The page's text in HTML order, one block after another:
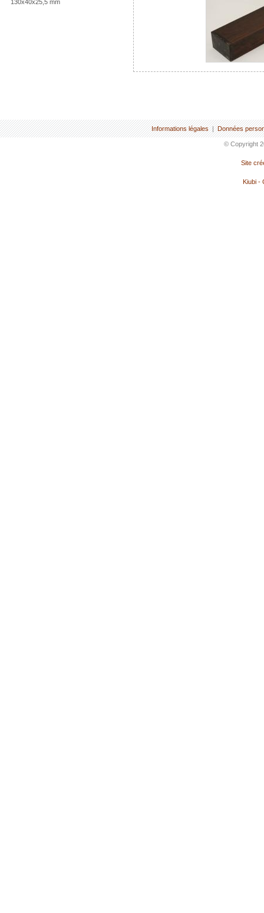
130x40x25,5 mm
Informations légales | Données
© Copyright
Site
Kiubi -